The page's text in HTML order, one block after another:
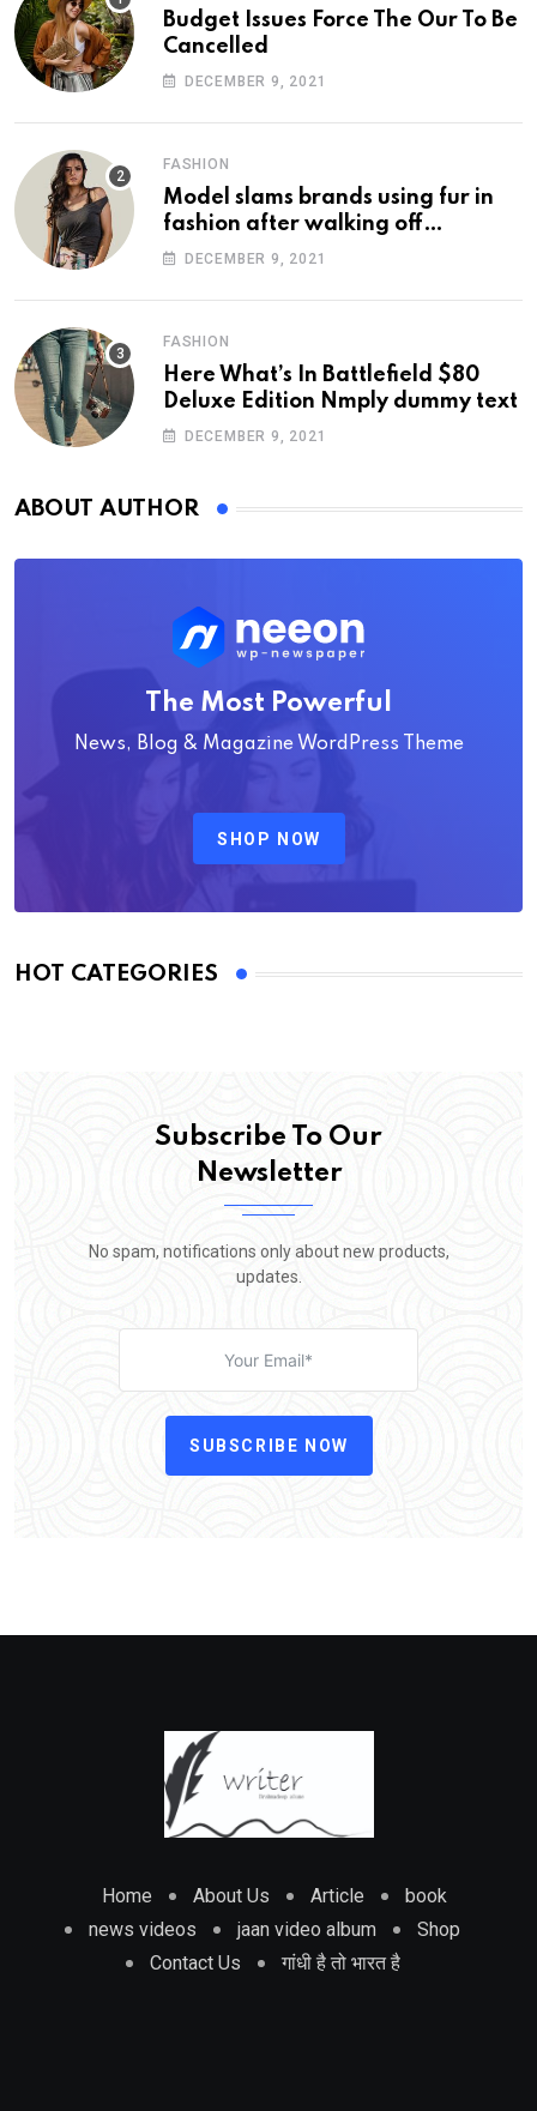
Budget Issues Force The Our To Be
Cancelled
DECEMBER 9, 2021
FASHION
Model slams brands using fur in
fashion after walking off
photoshoot
DECEMBER 9, 2021
FASHION
Here What’s In Battlefield $80
Deluxe Edition Nmply dummy text
DECEMBER 9, 2021
ABOUT AUTHOR
The Most Powerful
News, Blog & Magazine WordPress Theme
SHOP NOW
HOT CATEGORIES
Subscribe To Our
Newsletter
No spam, notifications only about new products,
updates.
SUBSCRIBE NOW
Home About Us Article
book
news videos
jaan video album
Shop
Contact Us
गांधी है तो भारत है